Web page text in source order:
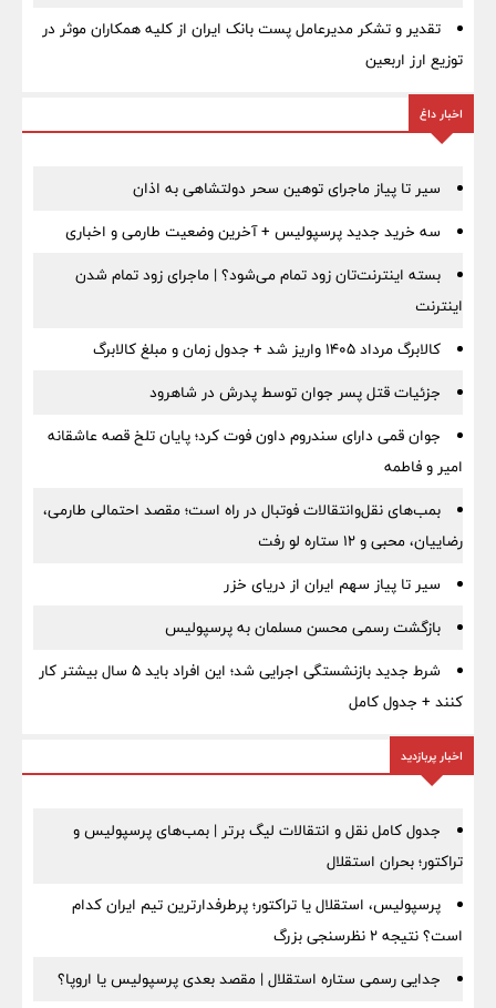
تقدیر و تشکر مدیرعامل پست بانک ایران از کلیه همکاران موثر در
توزیع ارز اربعین
اخبار داغ
سیر تا پیاز ماجرای توهین سحر دولتشاهی به اذان
سه خرید جدید پرسپولیس + آخرین وضعیت طارمی و اخباری
بسته اینترنت‌تان زود تمام می‌شود؟ | ماجرای زود تمام شدن
اینترنت
کالابرگ مرداد ۱۴۰۵ واریز شد + جدول زمان و مبلغ کالابرگ
جزئیات قتل پسر جوان توسط پدرش در شاهرود
جوان قمی دارای سندروم داون فوت کرد؛ پایان تلخ قصه عاشقانه
امیر و فاطمه
بمب‌های نقل‌وانتقالات فوتبال در راه است؛ مقصد احتمالی طارمی،
رضاییان، محبی و ۱۲ ستاره لو رفت
سیر تا پیاز سهم ایران از دریای خزر
بازگشت رسمی محسن مسلمان به پرسپولیس
شرط جدید بازنشستگی اجرایی شد؛ این افراد باید ۵ سال بیشتر کار
کنند + جدول کامل
اخبار پربازدید
جدول کامل نقل و انتقالات لیگ برتر | بمب‌های پرسپولیس و
تراکتور؛ بحران استقلال
پرسپولیس، استقلال یا تراکتور؛ پرطرفدارترین تیم ایران کدام
است؟ نتیجه ۲ نظرسنجی بزرگ
جدایی رسمی ستاره استقلال | مقصد بعدی پرسپولیس یا اروپا؟